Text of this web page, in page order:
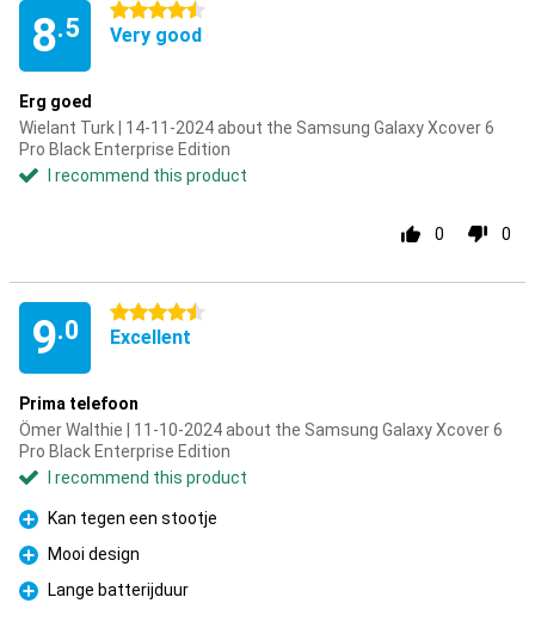
8.5
4.5 stars
Very good
Erg goed
Wielant Turk | 14-11-2024 about the Samsung Galaxy Xcover 6
Pro Black Enterprise Edition
I recommend this product
0 0
9.0
4.5 stars
Excellent
Prima telefoon
Ömer Walthie | 11-10-2024 about the Samsung Galaxy Xcover 6
Pro Black Enterprise Edition
I recommend this product
Pro
Kan tegen een stootje
Pro
Mooi design
Pro
Lange batterijduur